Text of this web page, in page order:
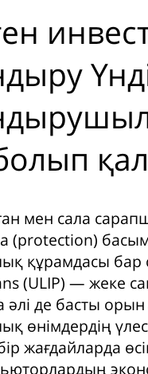
мен сала
(protection)
құрамдасы
(ULIP) — жеке
де басты
өнімдердің
жағдайларда